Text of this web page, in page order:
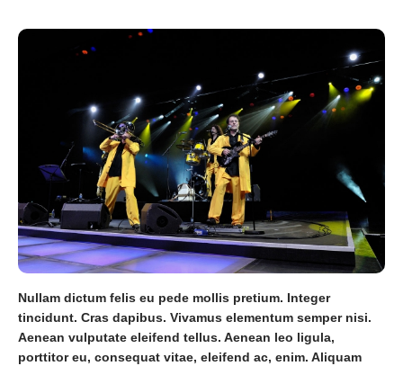
Nullam dictum felis eu pede mollis pretium. Integer
tincidunt. Cras dapibus. Vivamus elementum semper nisi.
Aenean vulputate eleifend tellus. Aenean leo ligula,
porttitor eu, consequat vitae, eleifend ac, enim. Aliquam